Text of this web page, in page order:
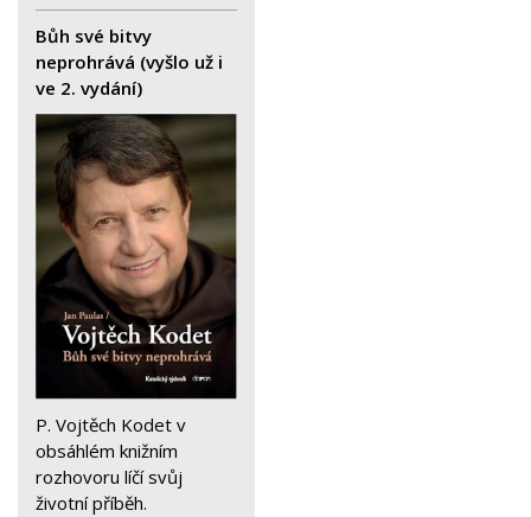
Bůh své bitvy
neprohrává (vyšlo už i
ve 2. vydání)
P. Vojtěch Kodet v
obsáhlém knižním
rozhovoru líčí svůj
životní příběh.